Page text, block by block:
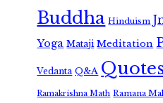
Buddha Hinduism
Yoga Mataji Meditation
Vedanta Q&A
Ramakrishna Math Ramana